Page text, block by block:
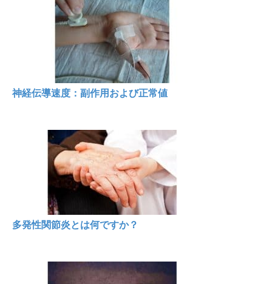
神経伝導速度：副作用および正常値
多発性関節炎とは何ですか？